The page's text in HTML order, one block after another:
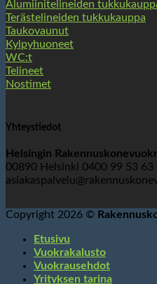
Terästelineiden tukkukauppa
Taukovaunut
Kylpyhuoneet
WC:t
Telineet
Nostimet
Yhteystiedot
Helsingin
00890 Helsinki 0400 99 53 63
Copyright 2026 ©
Etusivu
Vuokrakalusto
Vuokrausehdot
Yrityksen tarina